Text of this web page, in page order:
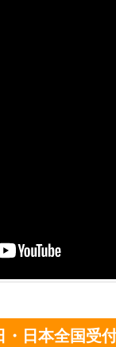
日本全国受